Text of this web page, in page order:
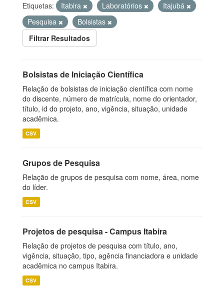
Etiquetas:
Itabira Laboratórios
Itajubá
Pesquisa
Bolsistas
Filtrar Resultados
Bolsistas de Iniciação Científica
Relação de bolsistas de iniciação científica com nome
do discente, número de matrícula, nome do orientador,
título, id do projeto, ano, vigência, situação, unidade
acadêmica.
CSV
Grupos de Pesquisa
Relação de grupos de pesquisa com nome, área, nome
do líder.
CSV
Projetos de pesquisa - Campus Itabira
Relação de projetos de pesquisa com título, ano,
vigência, situação, tipo, agência financiadora e unidade
acadêmica no campus Itabira.
CSV